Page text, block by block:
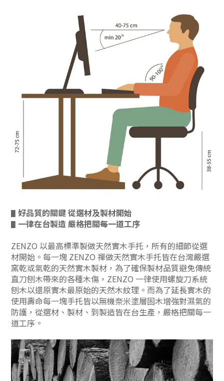
▋ 好品質的關鍵 從選材及製材開始
▋ 一律在台製造 嚴格把關每一道工序
ZENZO 以最高標準製做天然實木手托，所有的細節從選
材開始。每一塊 ZENZO 禪做天然實木手托皆在台灣嚴選
窯乾或氣乾的天然實木製材，為了確保製材品質避免傳統
直刀刨木帶來的各種木傷，ZENZO 一律使用螺旋刀系統
刨木以還原實木最原始的天然木紋理。而為了延長實木的
使用壽命每一塊手托皆以無機奈米塗層固木增強對濕氣的
防護，從選材、製材、到製造皆在台生產，嚴格把關每一
道工序。